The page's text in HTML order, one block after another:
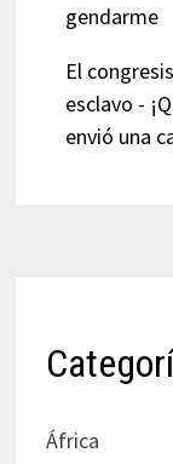
gendarme
El
esclavo -
envió una
África